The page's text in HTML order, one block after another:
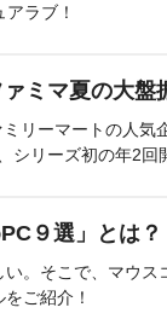
ラブ！
ミマ夏の大盤
リーマートの人気
シリーズ初の年2回
９選」とは？
。そこで、マウス
ご紹介！